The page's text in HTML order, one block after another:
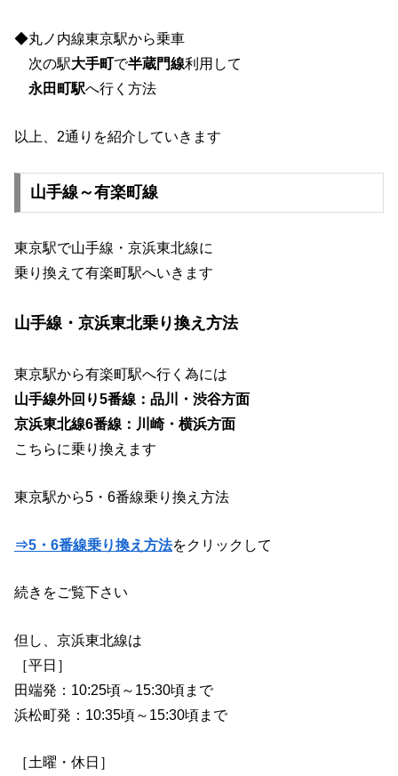
◆丸ノ内線東京駅から乗車
次の駅大手町で半蔵門線利用して
永田町駅へ行く方法
以上、2通りを紹介していきます
山手線～有楽町線
東京駅で山手線・京浜東北線に
乗り換えて有楽町駅へいきます
山手線・京浜東北乗り換え方法
東京駅から有楽町駅へ行く為には
山手線外回り5番線：品川・渋谷方面
京浜東北線6番線：川崎・横浜方面
こちらに乗り換えます
東京駅から5・6番線乗り換え方法
⇒5・6番線乗り換え方法をクリックして
続きをご覧下さい
但し、京浜東北線は
［平日］
田端発：10:25頃～15:30頃まで
浜松町発：10:35頃～15:30頃まで
［土曜・休日］